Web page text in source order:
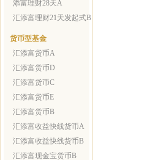
添富理财28天A
汇添富理财21天发起式B
货币型基金
汇添富货币A
汇添富货币D
汇添富货币C
汇添富货币E
汇添富货币B
汇添富收益快线货币A
汇添富收益快线货币B
汇添富现金宝货币B